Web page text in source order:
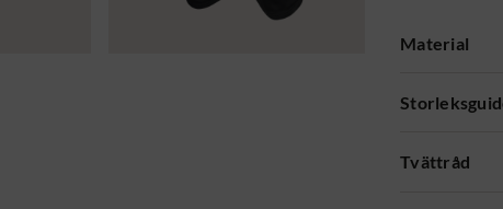
Material
Tvättråd